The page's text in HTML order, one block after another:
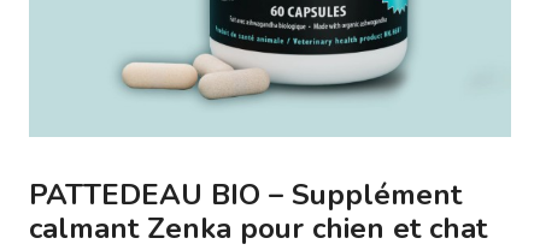
PATTEDEAU BIO – Supplément
calmant Zenka pour chien et chat